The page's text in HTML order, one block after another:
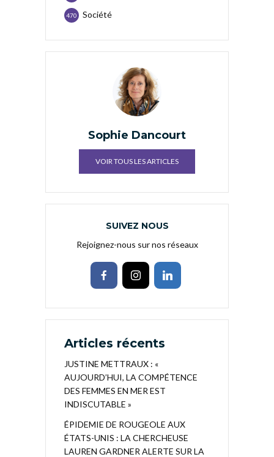
Société
470
Sophie Dancourt
VOIR TOUS LES ARTICLES
SUIVEZ NOUS
Rejoignez-nous sur nos réseaux
Articles récents
JUSTINE METTRAUX : «
AUJOURD’HUI, LA COMPÉTENCE
DES FEMMES EN MER EST
INDISCUTABLE »
ÉPIDEMIE DE ROUGEOLE AUX
ÉTATS-UNIS : LA CHERCHEUSE
LAUREN GARDNER ALERTE SUR LA